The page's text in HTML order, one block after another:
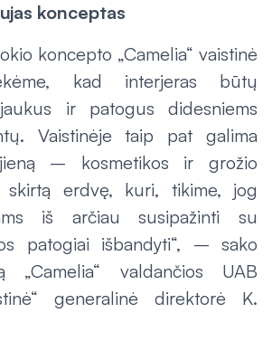
konceptas
koncepto „Camelia“ vaistinė
kad interjeras būtų
ir patogus didesniems
Vaistinėje taip pat galima
– kosmetikos ir grožio
skirtą erdvę, kuri, tikime, jog
iš arčiau susipažinti su
patogiai išbandyti“, – sako
„Camelia“ valdančios UAB
generalinė direktorė K.